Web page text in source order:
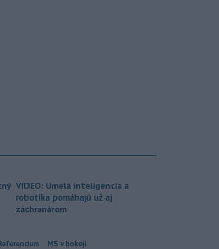
VIDEO: Umelá inteligencia a
robotika pomáhajú už aj
záchranárom
MS v hokeji